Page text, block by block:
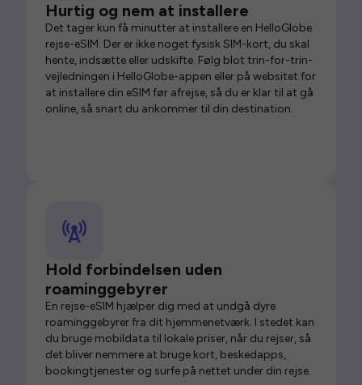
Hurtig og nem at installere
Det tager kun få minutter at installere en HelloGlobe
rejse-eSIM. Der er ikke noget fysisk SIM-kort, du skal
hente, indsætte eller udskifte. Følg blot trin-for-trin-
vejledningen i HelloGlobe-appen eller på websitet for
at installere din eSIM før afrejse, så du er klar til at gå
online, så snart du ankommer til din destination.
Hold forbindelsen uden
roaminggebyrer
En rejse-eSIM hjælper dig med at undgå dyre
roaminggebyrer fra dit hjemmenetværk. I stedet kan
du bruge mobildata til lokale priser, når du rejser, så
det bliver nemmere at bruge kort, beskedapps,
bookingtjenester og surfe på nettet under din rejse.